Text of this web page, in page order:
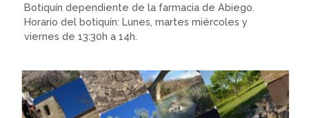
Botiquín dependiente de la farmacia de Abiego.
Horario del botiquín: Lunes, martes miércoles y
viernes de 13:30h a 14h.